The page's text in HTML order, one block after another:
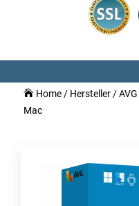
Home/ Hersteller/AVG
Mac